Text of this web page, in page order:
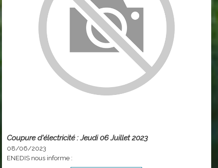
Coupure d'électricité : Jeudi 06 Juillet 2023
08/06/2023
ENEDIS nous informe :